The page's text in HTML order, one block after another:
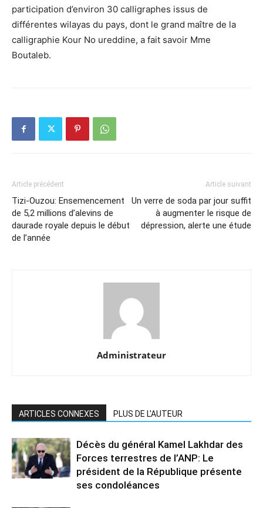
participation d’environ 30 calligraphes issus de
différentes wilayas du pays, dont le grand maître de la
calligraphie Kour No ureddine, a fait savoir Mme
Boutaleb.
Article précédent
Tizi-Ouzou: Ensemencement
de 5,2 millions d’alevins de
daurade royale depuis le début
de l’année
Article suivant
Un verre de soda par jour suffit
à augmenter le risque de
dépression, alerte une étude
Administrateur
ARTICLES CONNEXES PLUS DE L'AUTEUR
Décès du général Kamel Lakhdar des
Forces terrestres de l’ANP: Le
président de la République présente
ses condoléances